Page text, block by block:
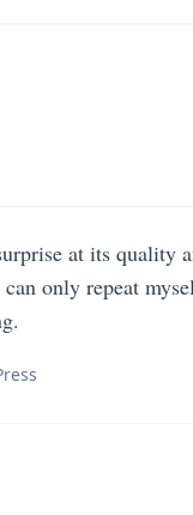
at its quality
only repeat